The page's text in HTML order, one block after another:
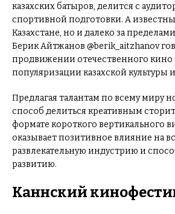
казахских батыров, делится с
спортивной подготовки. А
Казахстане, но и далеко за
Берик Айтжанов @berik_aitzhanov
продвижении отечественного кино
популяризации казахской культуры
Предлагая талантам по всему миру
способ делиться креативным
формате короткого вертикального
оказывает позитивное влияние на
развлекательную индустрию и
развитию.
Каннский